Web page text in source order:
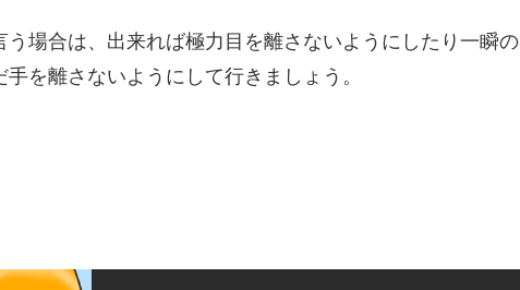
場合は、出来れば極力目を離さないようにしたり一瞬の
を離さないようにして行きましょう。